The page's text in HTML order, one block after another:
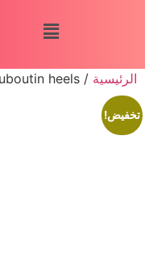
الرئيسية /
heels
تخفيض!